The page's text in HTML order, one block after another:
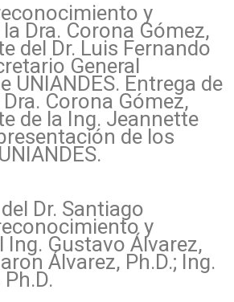
y
Dra. Corona Gómez,
del Dr. Luis Fernando
General
UNIANDES. Entrega de
Corona Gómez,
de la Ing. Jeannette
de los
Dr. Santiago
y
Gustavo Álvarez,
Álvarez, Ph.D.; Ing.